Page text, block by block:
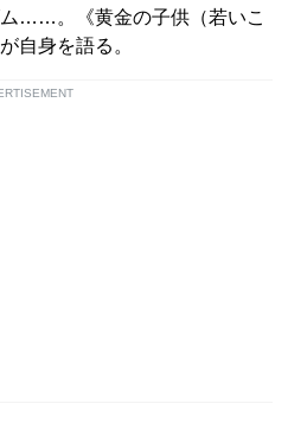
……。《黄金の子供（若いこ
自身を語る。